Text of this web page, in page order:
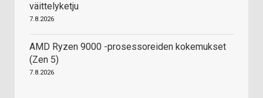
väittelyketju
7.8.2026
AMD Ryzen 9000 -prosessoreiden kokemukset
(Zen 5)
7.8.2026